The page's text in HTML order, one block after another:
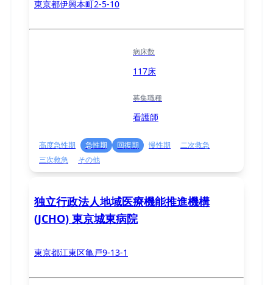
東京都伊興本町2-5-10
病床数
117床
募集職種
看護師
高度急性期 急性期 回復期 慢性期
二次救急
三次救急
その他
独立行政法人地域医療機能推進機構
(JCHO) 東京城東病院
東京都江東区亀戸9-13-1